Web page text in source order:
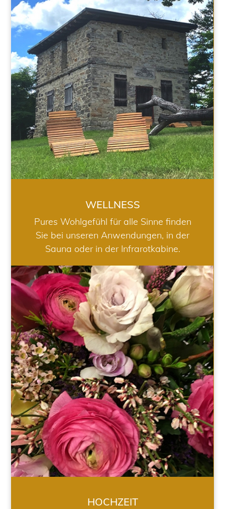
WELLNESS
WELLNESS
Pures Wohlgefühl für alle Sinne finden
Sie bei unseren Anwendungen, in der
Sauna oder in der Infrarotkabine.
HOCHZEIT
HOCHZEIT